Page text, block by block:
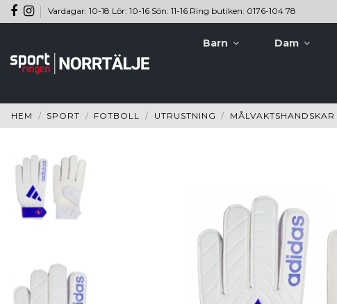
Vardagar: 10-18 Lör: 10-16 Sön: 11-16 Ring butiken: 0176-104 78
Barn Dam
HEM SPORT FOTBOLL UTRUSTNING MÅLVAKTSHANDSKAR